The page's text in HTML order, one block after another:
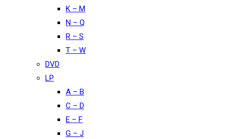
K – M
N – Q
R – S
T – W
DVD
LP
A – B
C – D
E – F
G – J